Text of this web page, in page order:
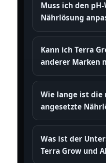
Muss ich den
Nährlösung
Kann ich Terra
anderer Marken
Wie lange ist die
angesetzte
Was ist der
Terra Grow und